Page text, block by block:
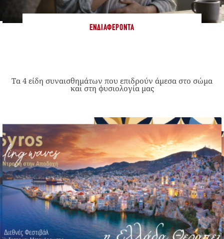
ΕΝΔΙΑΦΈΡΟΝΤΑ
Τα 4 είδη συναισθημάτων που επιδρούν άμεσα στο σώμα
και στη φυσιολογία μας